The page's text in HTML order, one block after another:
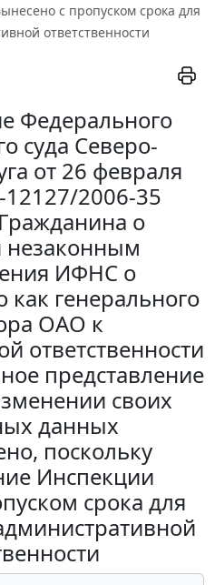
с пропуском срока для
ответственности
Федерального
суда Северо-
от 26 февраля
12127/2006-35
о
незаконным
ИФНС о
как генерального
ОАО к
ответственности
представление
своих
данных
поскольку
Инспекции
срока для